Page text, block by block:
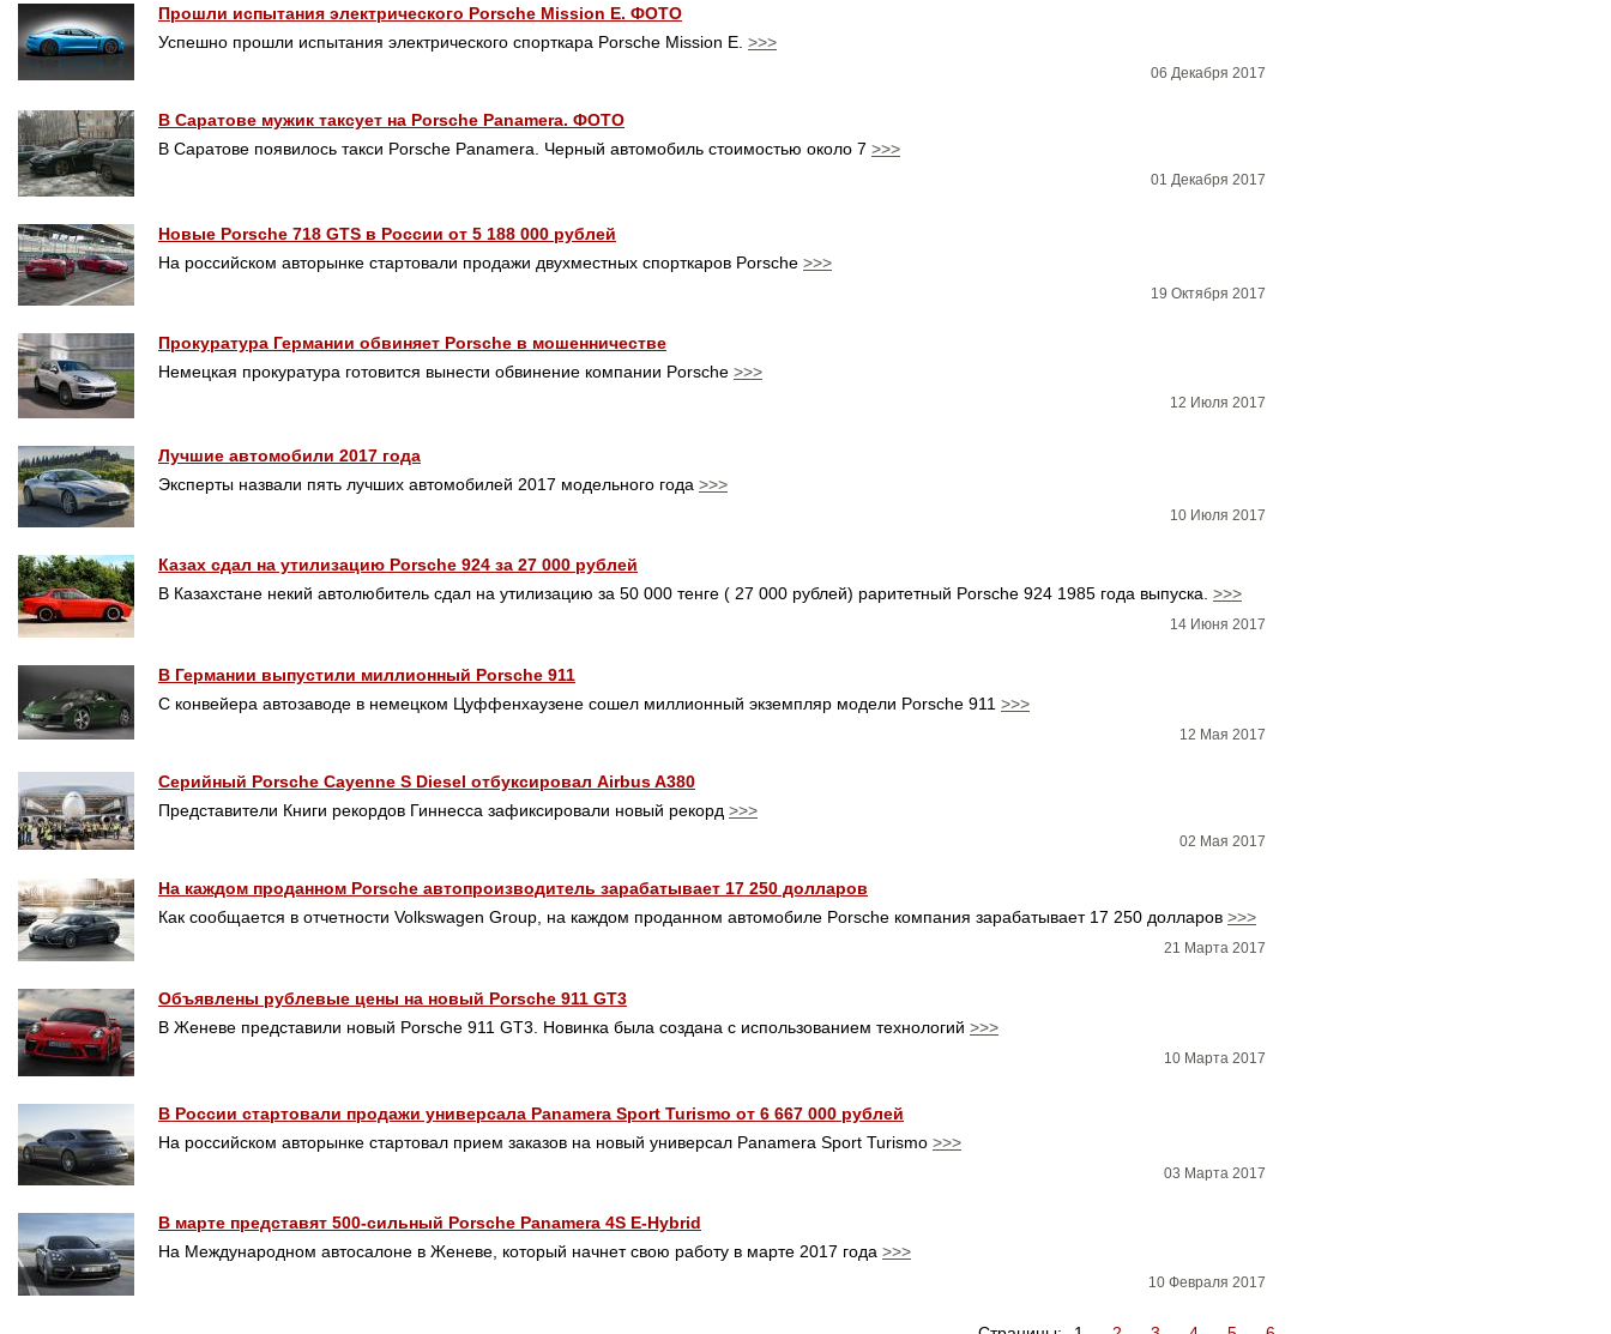
Прошли испытания электрического Porsche Mission E. ФОТО
Успешно прошли испытания электрического спорткара Porsche Mission E. >>>
06 Декабря 2017
В Саратове мужик таксует на Porsche Panamera. ФОТО
В Саратове появилось такси Porsche Panamera. Черный автомобиль стоимостью около 7 >>>
01 Декабря 2017
Новые Porsche 718 GTS в России от 5 188 000 рублей
На российском авторынке стартовали продажи двухместных спорткаров Porsche >>>
19 Октября 2017
Прокуратура Германии обвиняет Porsche в мошенничестве
Немецкая прокуратура готовится вынести обвинение компании Porsche >>>
12 Июля 2017
Лучшие автомобили 2017 года
Эксперты назвали пять лучших автомобилей 2017 модельного года >>>
10 Июля 2017
Казах сдал на утилизацию Porsche 924 за 27 000 рублей
В Казахстане некий автолюбитель сдал на утилизацию за 50 000 тенге ( 27 000 рублей) раритетный Porsche 924 1985 года выпуска. >>>
14 Июня 2017
В Германии выпустили миллионный Porsche 911
С конвейера автозаводе в немецком Цуффенхаузене сошел миллионный экземпляр модели Porsche 911 >>>
12 Мая 2017
Серийный Porsche Cayenne S Diesel отбуксировал Airbus A380
Представители Книги рекордов Гиннесса зафиксировали новый рекорд >>>
02 Мая 2017
На каждом проданном Porsche автопроизводитель зарабатывает 17 250 долларов
Как сообщается в отчетности Volkswagen Group, на каждом проданном автомобиле Porsche компания зарабатывает 17 250 долларов >>>
21 Марта 2017
Объявлены рублевые цены на новый Porsche 911 GT3
В Женеве представили новый Porsche 911 GT3. Новинка была создана с использованием технологий >>>
10 Марта 2017
В России стартовали продажи универсала Panamera Sport Turismo от 6 667 000 рублей
На российском авторынке стартовал прием заказов на новый универсал Panamera Sport Turismo >>>
03 Марта 2017
В марте представят 500-сильный Porsche Panamera 4S E-Hybrid
На Международном автосалоне в Женеве, который начнет свою работу в марте 2017 года >>>
10 Февраля 2017